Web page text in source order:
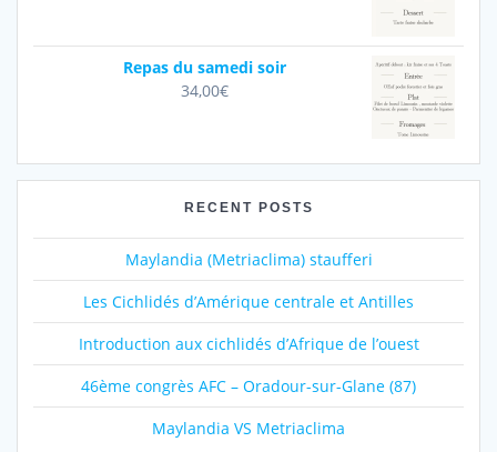
Repas du samedi soir
34,00€
RECENT POSTS
Maylandia (Metriaclima) staufferi
Les Cichlidés d’Amérique centrale et Antilles
Introduction aux cichlidés d’Afrique de l’ouest
46ème congrès AFC – Oradour-sur-Glane (87)
Maylandia VS Metriaclima